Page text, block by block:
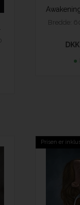
Bredde:
Prisen er